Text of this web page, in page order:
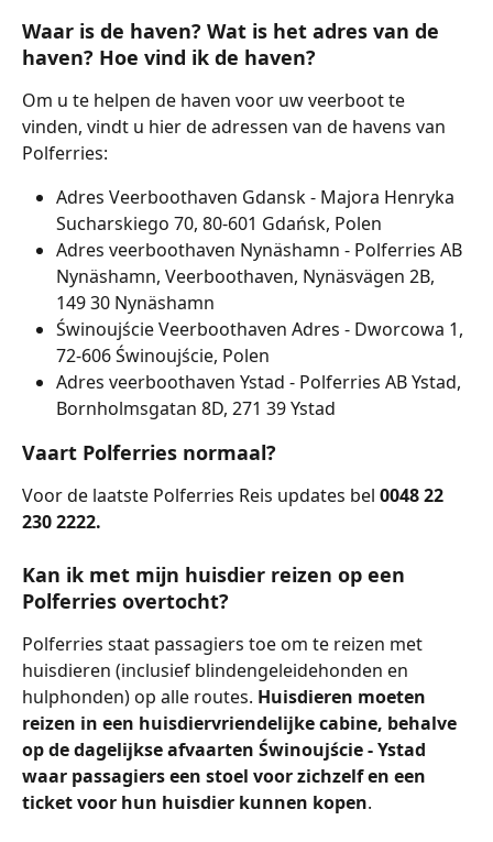
Waar is de haven? Wat is het adres van de
haven? Hoe vind ik de haven?
Om u te helpen de haven voor uw veerboot te
vinden, vindt u hier de adressen van de havens van
Polferries:
Adres Veerboothaven Gdansk - Majora Henryka
Sucharskiego 70, 80-601 Gdańsk, Polen
Adres veerboothaven Nynäshamn - Polferries AB
Nynäshamn, Veerboothaven, Nynäsvägen 2B,
149 30 Nynäshamn
Świnoujście Veerboothaven Adres - Dworcowa 1,
72-606 Świnoujście, Polen
Adres veerboothaven Ystad - Polferries AB Ystad,
Bornholmsgatan 8D, 271 39 Ystad
Vaart Polferries normaal?
Voor de laatste Polferries Reis updates bel 0048 22
230 2222.
Kan ik met mijn huisdier reizen op een
Polferries overtocht?
Polferries staat passagiers toe om te reizen met
huisdieren (inclusief blindengeleidehonden en
hulphonden) op alle routes. Huisdieren moeten
reizen in een huisdiervriendelijke cabine, behalve
op de dagelijkse afvaarten Świnoujście - Ystad
waar passagiers een stoel voor zichzelf en een
ticket voor hun huisdier kunnen kopen.